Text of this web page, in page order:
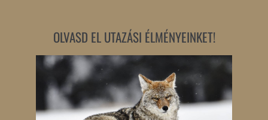
OLVASD EL UTAZÁSI ÉLMÉNYEINKET!